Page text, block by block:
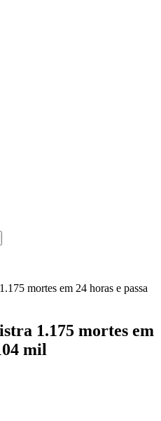
mortes em 24 horas e passa
1.175 mortes em
mil